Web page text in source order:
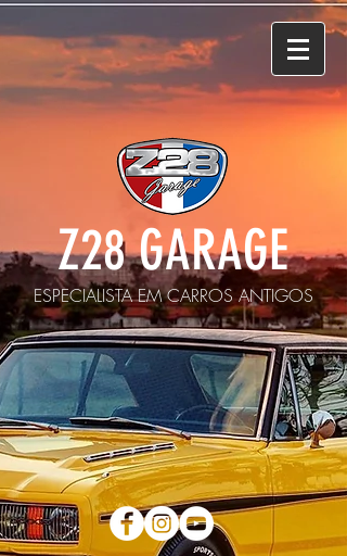
Z28 GARAGE
ESPECIALISTA EM CARROS ANTIGOS